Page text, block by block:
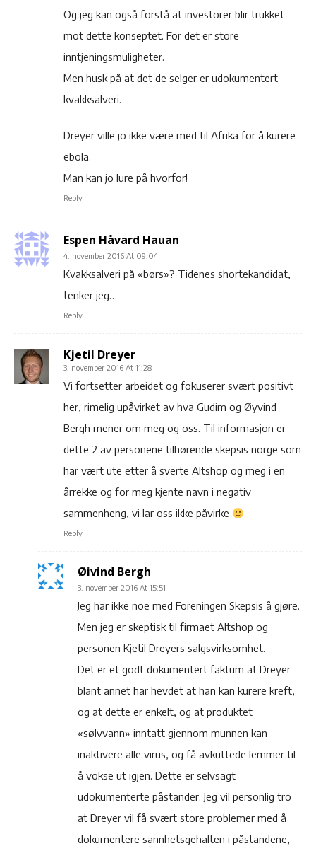
Og jeg kan også forstå at investorer blir trukket
mot dette konseptet. For det er store
inntjeningsmuligheter.
Men husk på at det de selger er udokumentert
kvakksalveri.
Dreyer ville jo ikke være med til Afrika for å kurere
ebola.
Man kan jo lure på hvorfor!
Reply
Espen Håvard Hauan
4. november 2016 At 09:04
Kvakksalveri på «børs»? Tidenes shortekandidat,
tenker jeg…
Reply
Kjetil Dreyer
3. november 2016 At 11:28
Vi fortsetter arbeidet og fokuserer svært positivt
her, rimelig upåvirket av hva Gudim og Øyvind
Bergh mener om meg og oss. Til informasjon er
dette 2 av personene tilhørende skepsis norge som
har vært ute etter å sverte Altshop og meg i en
årrekke og for meg kjente navn i negativ
sammenheng, vi lar oss ikke påvirke
Reply
Øivind Bergh
3. november 2016 At 15:51
Jeg har ikke noe med Foreningen Skepsis å gjøre.
Men jeg er skeptisk til firmaet Altshop og
personen Kjetil Dreyers salgsvirksomhet.
Det er et godt dokumentert faktum at Dreyer
blant annet har hevdet at han kan kurere kreft,
og at dette er enkelt, og at produktet
«sølvvann» inntatt gjennom munnen kan
inaktivere alle virus, og få avkuttede lemmer til
å vokse ut igjen. Dette er selvsagt
udokumenterte påstander. Jeg vil personlig tro
at Dreyer vil få svært store problemer med å
dokumentere sannhetsgehalten i påstandene,